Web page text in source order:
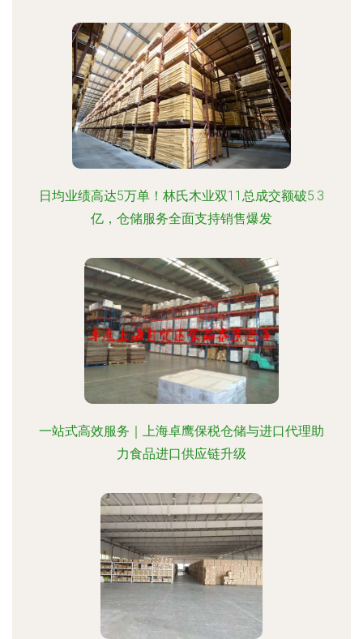
日均业绩高达5万单！林氏木业双11总成交额破5.3
亿，仓储服务全面支持销售爆发
一站式高效服务｜上海卓鹰保税仓储与进口代理助
力食品进口供应链升级